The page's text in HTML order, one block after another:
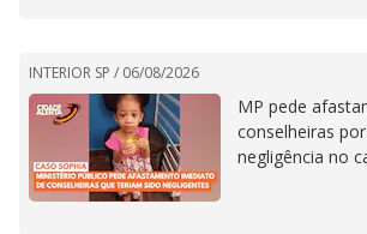
INTERIOR SP / 06/08/2026
MP pede
conselheiras
negligência no